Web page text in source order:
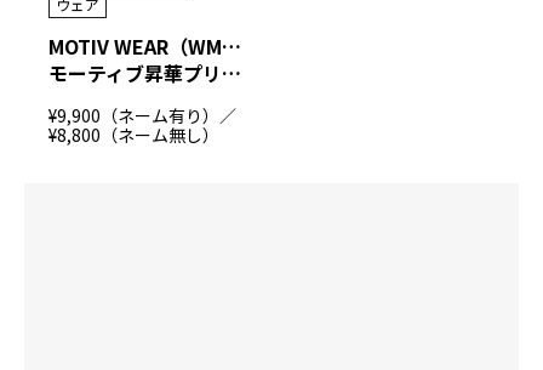
ウェア
MOTIV WEAR（WMV）
モーティブ昇華プリントシャツ
¥9,900（ネーム有り）／
¥8,800（ネーム無し）